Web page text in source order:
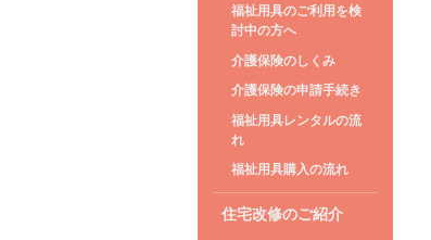
福祉用具のご利用を検
討中の方へ
介護保険のしくみ
介護保険の申請手続き
福祉用具レンタルの流
れ
福祉用具購入の流れ
住宅改修のご紹介